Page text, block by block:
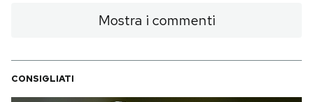
Mostra i commenti
CONSIGLIATI